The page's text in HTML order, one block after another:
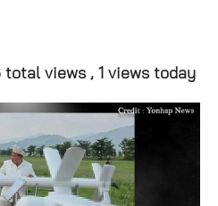
total views , 1 views today